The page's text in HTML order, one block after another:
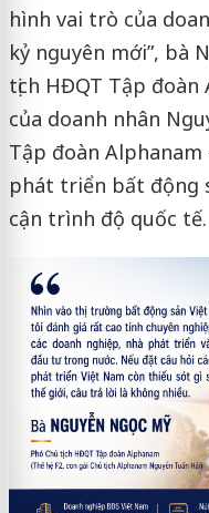
hình vai trò của
kỷ nguyên mới”, bà
tịch HĐQT Tập đoàn
của doanh nhân
Tập đoàn
phát triển bất động
cận trình độ quốc tế.